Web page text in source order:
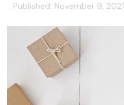
Published: November 9, 2021